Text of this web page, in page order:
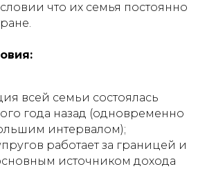
что их семья постоянно
всей семьи состоялась
года назад (одновременно
интервалом);
работает за границей и
источником дохода